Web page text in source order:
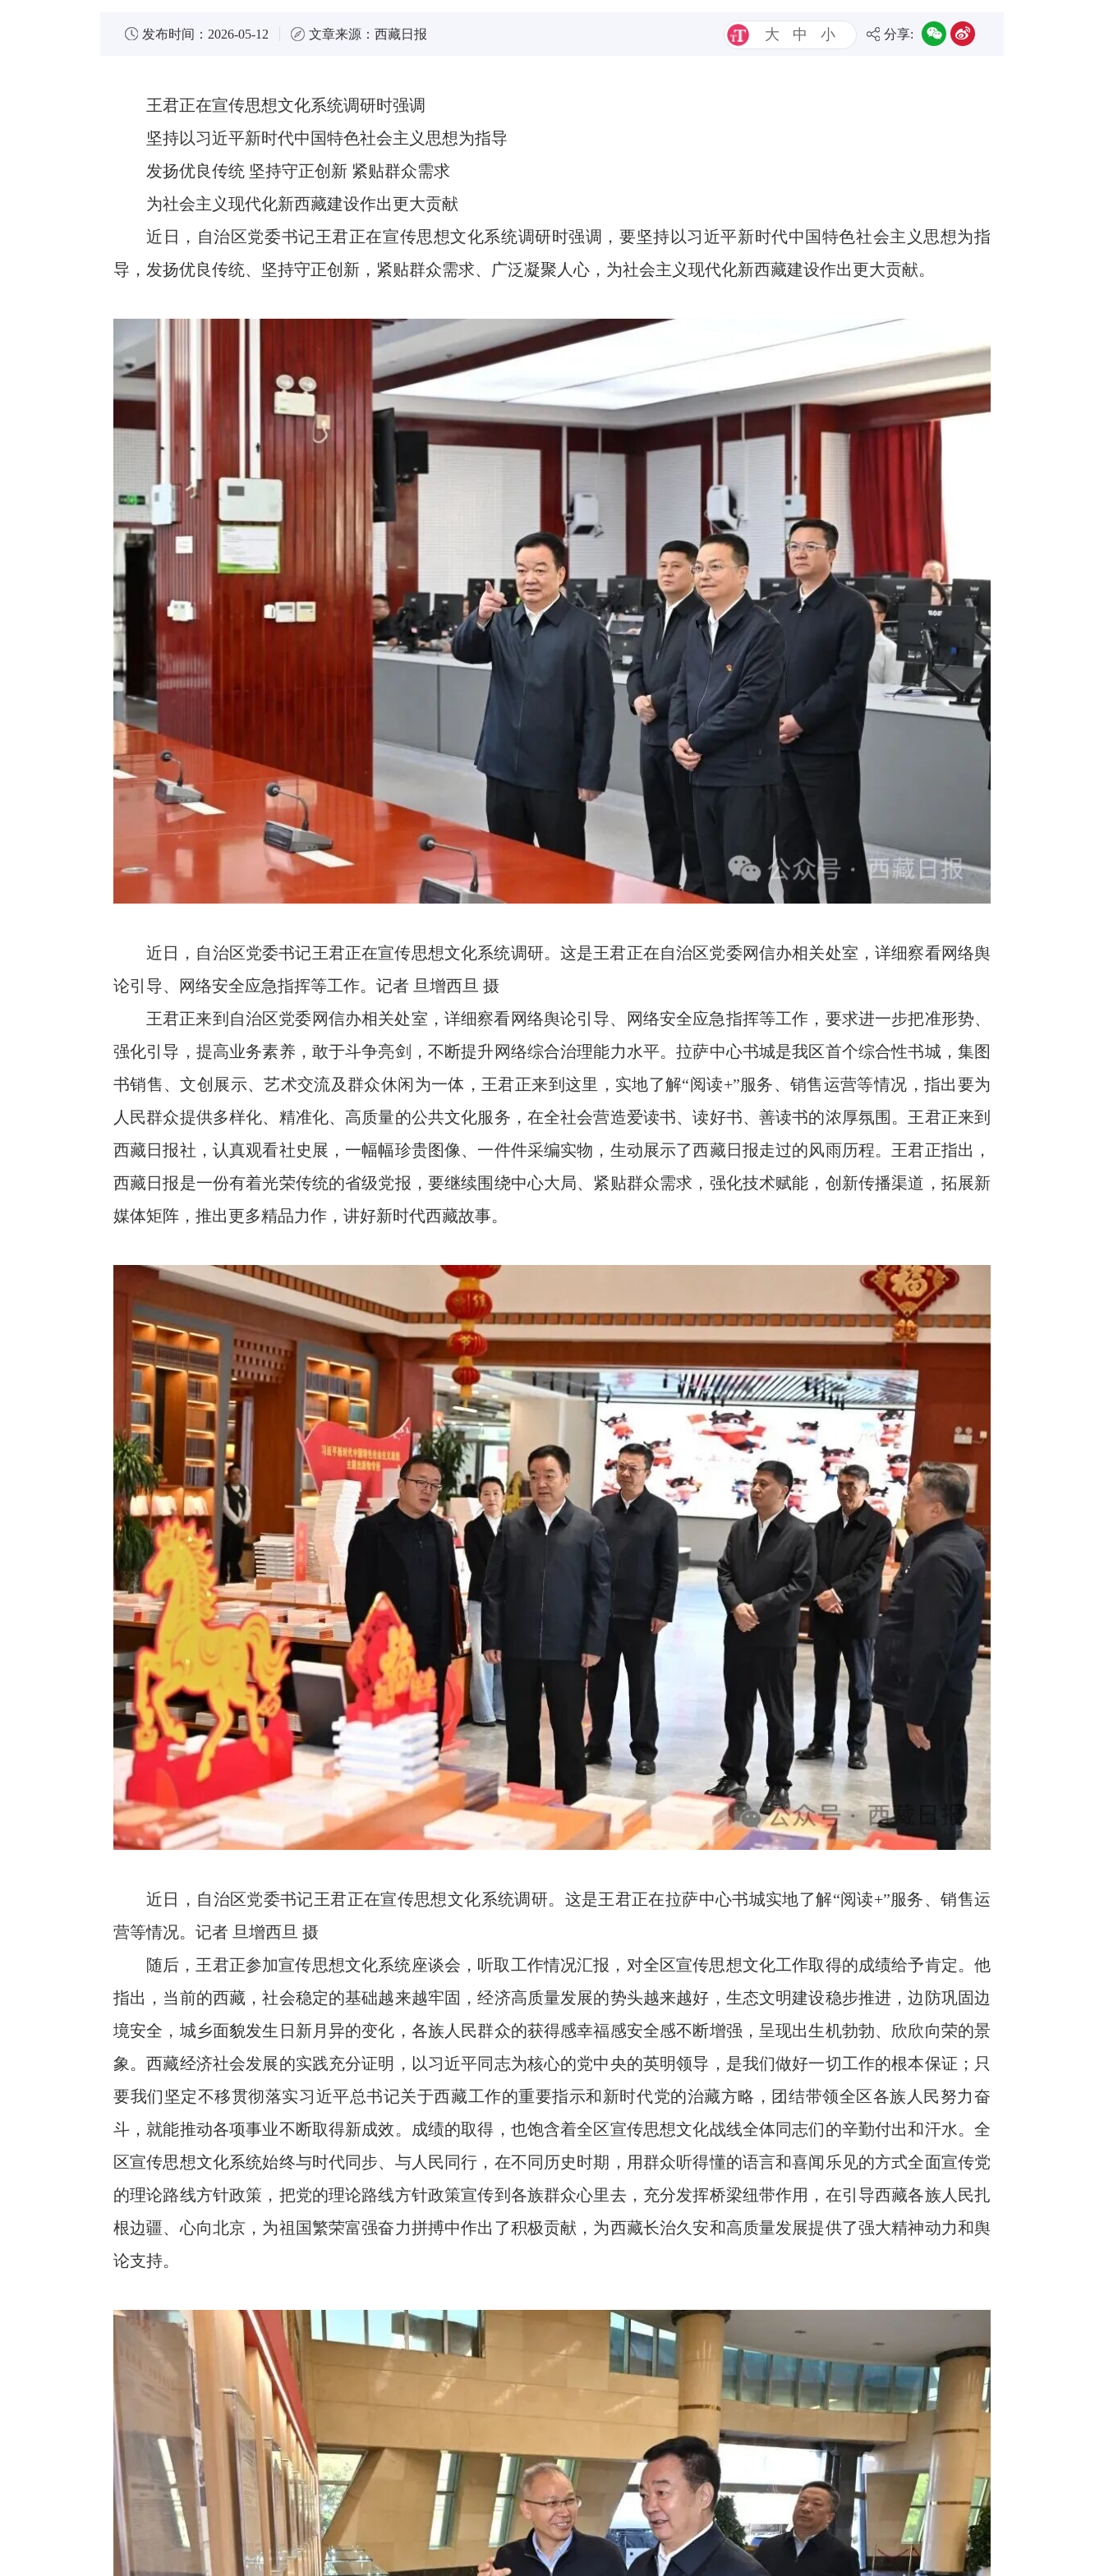
发布时间： 2026-05-12 文章来源： 西藏日报 大 中 小 分享:
王君正在宣传思想文化系统调研时强调
坚持以习近平新时代中国特色社会主义思想为指导
发扬优良传统 坚持守正创新 紧贴群众需求
为社会主义现代化新西藏建设作出更大贡献
近日，自治区党委书记王君正在宣传思想文化系统调研时强调，要坚持以习近平新时代中国特色社会主义思想为指
导，发扬优良传统、坚持守正创新，紧贴群众需求、广泛凝聚人心，为社会主义现代化新西藏建设作出更大贡献。
近日，自治区党委书记王君正在宣传思想文化系统调研。这是王君正在自治区党委网信办相关处室，详细察看网络舆
论引导、网络安全应急指挥等工作。记者 旦增西旦 摄
王君正来到自治区党委网信办相关处室，详细察看网络舆论引导、网络安全应急指挥等工作，要求进一步把准形势、
强化引导，提高业务素养，敢于斗争亮剑，不断提升网络综合治理能力水平。拉萨中心书城是我区首个综合性书城，集图
书销售、文创展示、艺术交流及群众休闲为一体，王君正来到这里，实地了解“阅读+”服务、销售运营等情况，指出要为
人民群众提供多样化、精准化、高质量的公共文化服务，在全社会营造爱读书、读好书、善读书的浓厚氛围。王君正来到
西藏日报社，认真观看社史展，一幅幅珍贵图像、一件件采编实物，生动展示了西藏日报走过的风雨历程。王君正指出，
西藏日报是一份有着光荣传统的省级党报，要继续围绕中心大局、紧贴群众需求，强化技术赋能，创新传播渠道，拓展新
媒体矩阵，推出更多精品力作，讲好新时代西藏故事。
近日，自治区党委书记王君正在宣传思想文化系统调研。这是王君正在拉萨中心书城实地了解“阅读+”服务、销售运
营等情况。记者 旦增西旦 摄
随后，王君正参加宣传思想文化系统座谈会，听取工作情况汇报，对全区宣传思想文化工作取得的成绩给予肯定。他
指出，当前的西藏，社会稳定的基础越来越牢固，经济高质量发展的势头越来越好，生态文明建设稳步推进，边防巩固边
境安全，城乡面貌发生日新月异的变化，各族人民群众的获得感幸福感安全感不断增强，呈现出生机勃勃、欣欣向荣的景
象。西藏经济社会发展的实践充分证明，以习近平同志为核心的党中央的英明领导，是我们做好一切工作的根本保证；只
要我们坚定不移贯彻落实习近平总书记关于西藏工作的重要指示和新时代党的治藏方略，团结带领全区各族人民努力奋
斗，就能推动各项事业不断取得新成效。成绩的取得，也饱含着全区宣传思想文化战线全体同志们的辛勤付出和汗水。全
区宣传思想文化系统始终与时代同步、与人民同行，在不同历史时期，用群众听得懂的语言和喜闻乐见的方式全面宣传党
的理论路线方针政策，把党的理论路线方针政策宣传到各族群众心里去，充分发挥桥梁纽带作用，在引导西藏各族人民扎
根边疆、心向北京，为祖国繁荣富强奋力拼搏中作出了积极贡献，为西藏长治久安和高质量发展提供了强大精神动力和舆
论支持。